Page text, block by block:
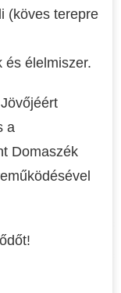
(köves terepre
és élelmiszer.
a
Domaszék